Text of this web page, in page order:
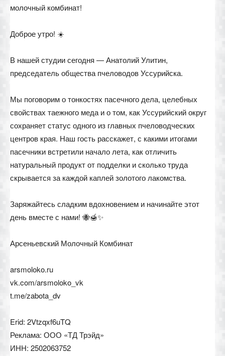
молочный комбинат!
Доброе утро! ☀️
В нашей студии сегодня — Анатолий Улитин,
председатель общества пчеловодов Уссурийска.
Мы поговорим о тонкостях пасечного дела, целебных
свойствах таежного меда и о том, как Уссурийский округ
сохраняет статус одного из главных пчеловодческих
центров края. Наш гость расскажет, с какими итогами
пасечники встретили начало лета, как отличить
натуральный продукт от подделки и сколько труда
скрывается за каждой каплей золотого лакомства.
Заряжайтесь сладким вдохновением и начинайте этот
день вместе с нами! 🐝🍯✨
Арсеньевский Молочный Комбинат
arsmoloko.ru
vk.com/arsmoloko_vk
t.me/zabota_dv
Erid: 2Vtzqxf6uTQ
Реклама: ООО «ТД Трэйд»
ИНН: 2502063752